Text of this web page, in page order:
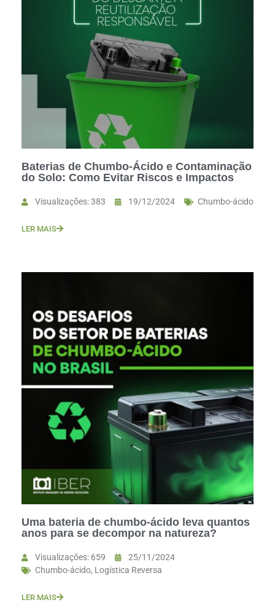
Baterias de Chumbo-Ácido e Contaminação
do Solo: Como Evitar Riscos e Impactos
Visualizações: 383 19/12/2024 Chumbo-ácido
LER MAIS
Uma bateria de chumbo-ácido leva quantos
anos para se decompor na natureza?
Visualizações: 659
25/11/2024
Chumbo-ácido, Logística Reversa
LER MAIS